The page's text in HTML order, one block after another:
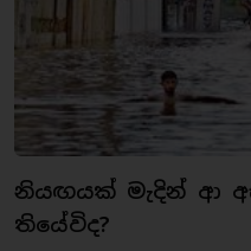
නියඟයක් මැදින් ආ
තියේවිද?